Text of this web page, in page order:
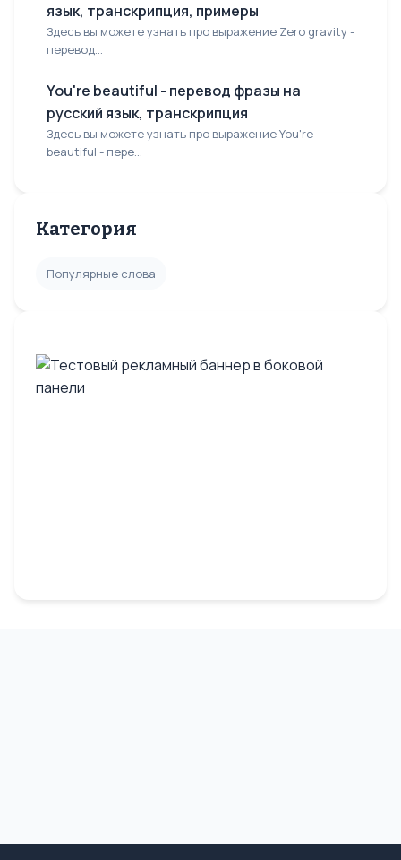
язык, транскрипция, примеры
Здесь вы можете узнать про выражение Zero gravity -
перевод...
You're beautiful - перевод фразы на
русский язык, транскрипция
Здесь вы можете узнать про выражение You're
beautiful - пере...
Категория
Популярные слова